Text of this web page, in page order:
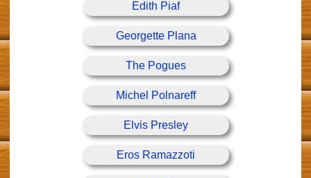
Edith Piaf
Georgette Plana
The Pogues
Michel Polnareff
Elvis Presley
Eros Ramazzoti